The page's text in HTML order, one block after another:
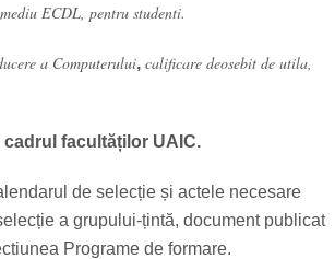
ECDL, pentru studenti.
a Computerului, calificare deosebit de utila,
facultăților UAIC.
d​​​e selecție și actele necesare
a grupului-țintă, document publicat
Programe de formare.